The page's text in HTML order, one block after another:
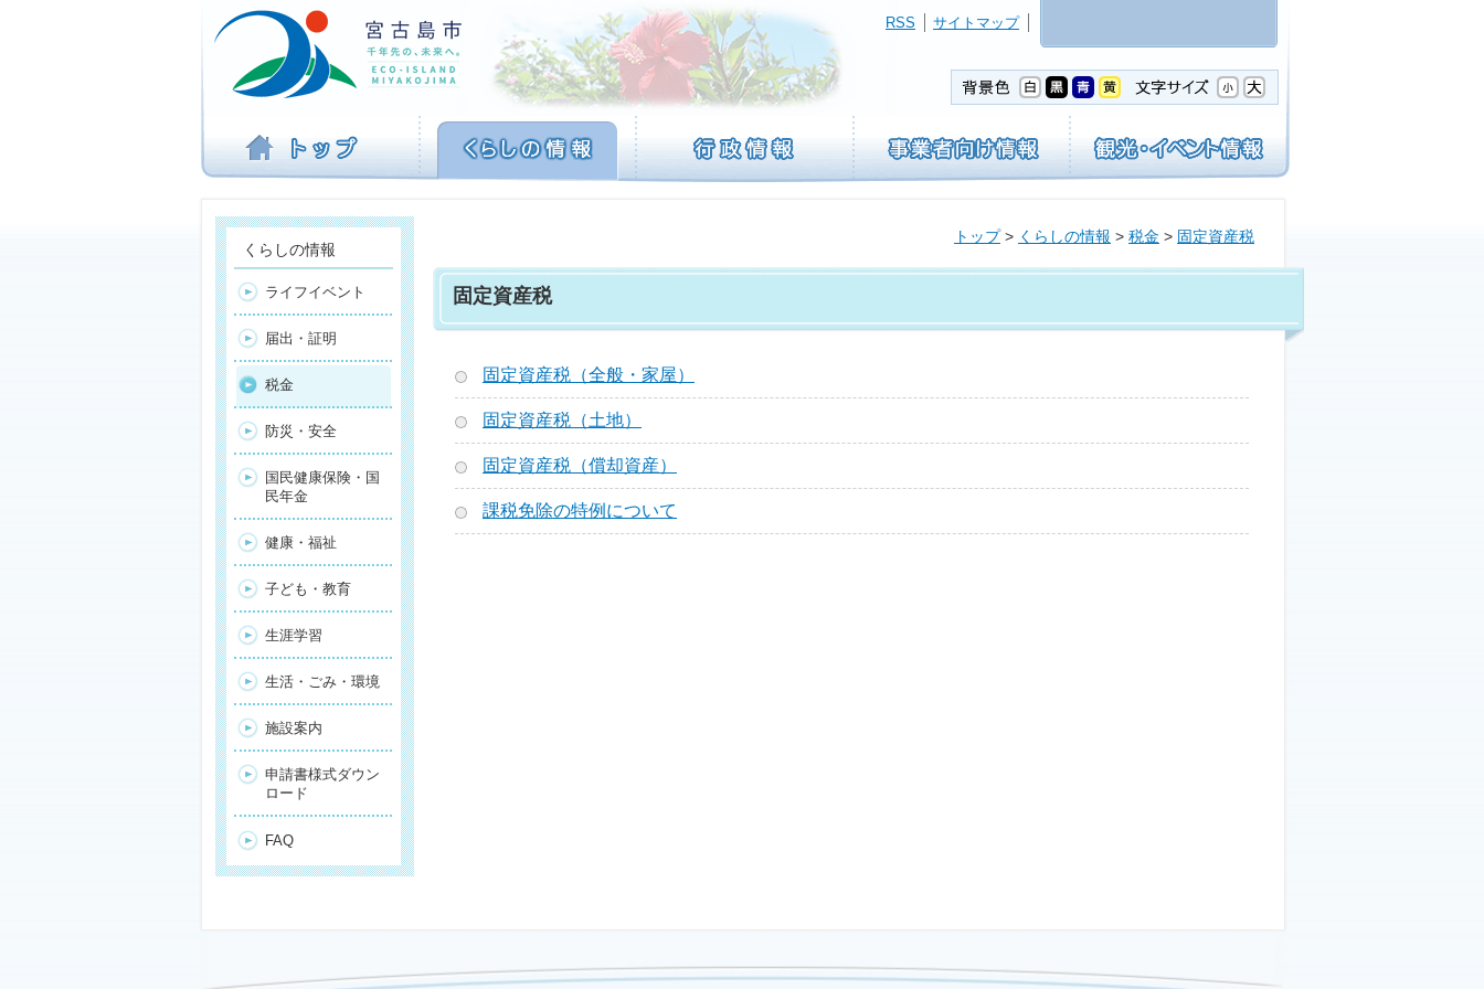
ビ
を
ば
す
サイトマップ
RSS
トップ> くらしの情報 > 税金 > 固定資産税
固定資産税
固定資産税（全般・家屋）
固定資産税（土地）
固定資産税（償却資産）
課税免除の特例について
くらしの情報
ライフイベント
届出・証明
税金
防災・安全
国民健康保険・国
民年金
健康・福祉
子ども・教育
生涯学習
生活・ごみ・環境
施設案内
申請書様式ダウン
ロード
FAQ